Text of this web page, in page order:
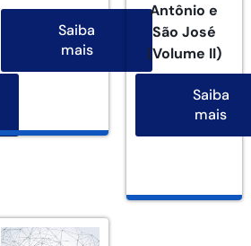
Saiba
mais
Antônio e
São José
(Volume II)
Saiba
mais